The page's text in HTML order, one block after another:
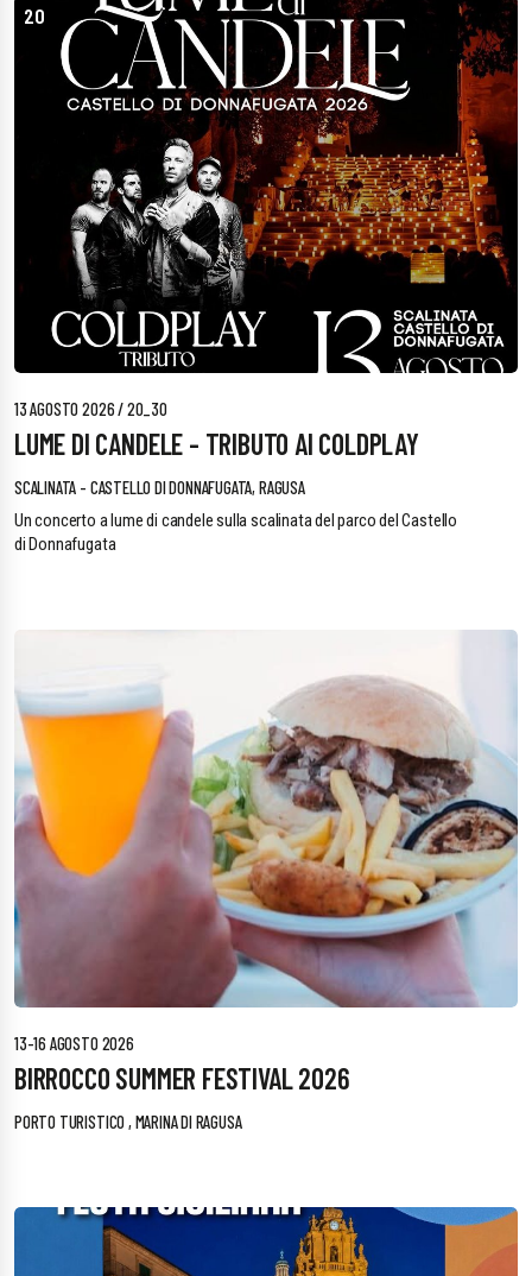
20
13 AGOSTO 2026 / 20_30
LUME DI CANDELE - TRIBUTO AI COLDPLAY
SCALINATA - CASTELLO DI DONNAFUGATA, RAGUSA
Un concerto a lume di candele sulla scalinata del parco del Castello
di Donnafugata
13-16 AGOSTO 2026
BIRROCCO SUMMER FESTIVAL 2026
PORTO TURISTICO , MARINA DI RAGUSA